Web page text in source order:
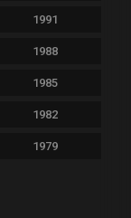
1991
1988
1985
1982
1979